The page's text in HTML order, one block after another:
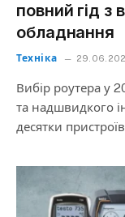
повний гід
обладнання
Техніка
Вибір роутера у
та надшвидкого
десятки